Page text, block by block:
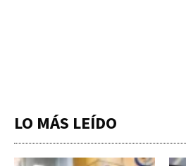
LO MÁS LEÍDO